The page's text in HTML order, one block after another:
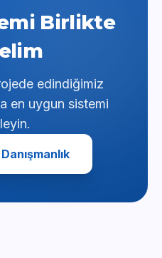
Birlikte
edindiğimiz
en uygun sistemi